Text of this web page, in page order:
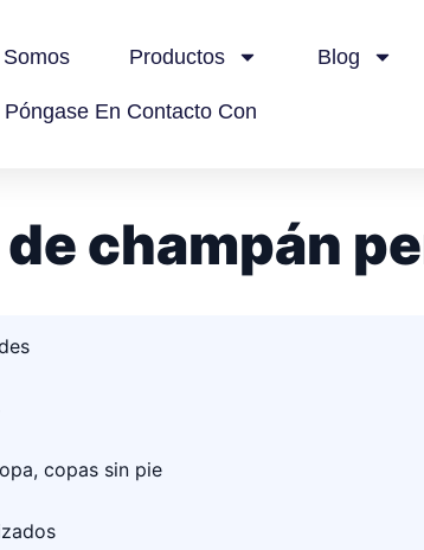
Productos Blog
Póngase En Contacto Con
champán
copas sin pie